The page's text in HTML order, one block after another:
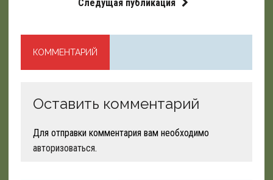
Следущая публикация
КОММЕНТАРИЙ
Оставить комментарий
Для отправки комментария вам необходимо
авторизоваться.